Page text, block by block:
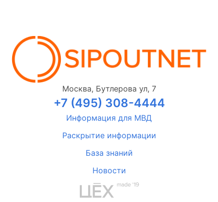
Москва, Бутлерова ул, 7
+7 (495) 308-4444
Информация для МВД
Раскрытие информации
База знаний
Новости